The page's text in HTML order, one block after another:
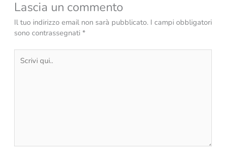
Lascia un commento
Il tuo indirizzo email non sarà pubblicato. I campi obbligatori
sono contrassegnati *
qui..